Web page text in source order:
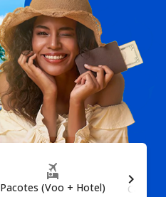
flights_and_hotels
Pacotes (Voo + Hotel) Carros
chevron_right